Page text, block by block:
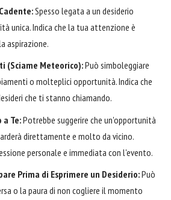
Spesso legata a un desiderio
unica. Indica che la tua attenzione è
aspirazione.
(Sciame Meteorico):Può simboleggiare
o molteplici opportunità. Indica che
che ti stanno chiamando.
a Te:Potrebbe suggerire che un'opportunità
direttamente e molto da vicino.
personale e immediata con l'evento.
Prima di Esprimere un Desiderio:Può
o la paura di non cogliere il momento